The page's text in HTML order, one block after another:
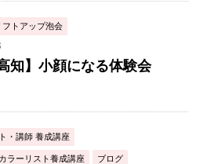
フトアップ泡会
知】小顔になる体験会
・講師 養成講座
ラーリスト養成講座 ブログ